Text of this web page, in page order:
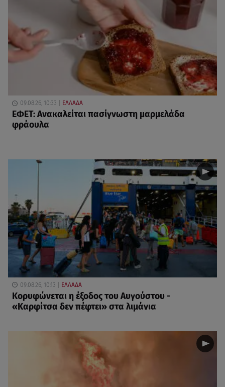
09.08.26, 10:33 ΕΛΛΑΔΑ
ΕΦΕΤ: Ανακαλείται πασίγνωστη μαρμελάδα
φράουλα
09.08.26, 10:13 ΕΛΛΑΔΑ
Κορυφώνεται η έξοδος του Αυγούστου -
«Καρφίτσα δεν πέφτει» στα λιμάνια